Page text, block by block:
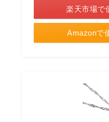
Amazonで
楽天市場で